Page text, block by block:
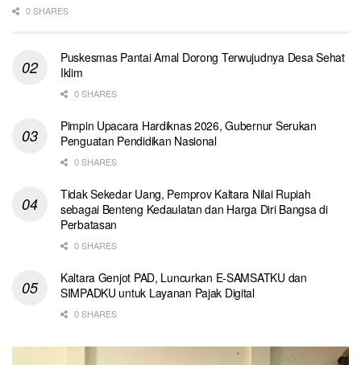
0 SHARES
Puskesmas Pantai Amal Dorong Terwujudnya Desa Sehat
Iklim
0 SHARES
Pimpin Upacara Hardiknas 2026, Gubernur Serukan
Penguatan Pendidikan Nasional
0 SHARES
Tidak Sekedar Uang, Pemprov Kaltara Nilai Rupiah
sebagai Benteng Kedaulatan dan Harga Diri Bangsa di
Perbatasan
0 SHARES
Kaltara Genjot PAD, Luncurkan E-SAMSATKU dan
SIMPADKU untuk Layanan Pajak Digital
0 SHARES